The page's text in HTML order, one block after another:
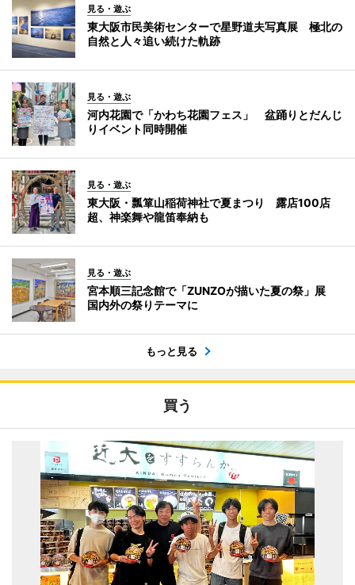
見る・遊ぶ
東大阪市民美術センターで星野道夫写真展 極北の
自然と人々追い続けた軌跡
見る・遊ぶ
河内花園で「かわち花園フェス」 盆踊りとだんじ
りイベント同時開催
見る・遊ぶ
東大阪・瓢箪山稲荷神社で夏まつり 露店100店
超、神楽舞や龍笛奉納も
見る・遊ぶ
宮本順三記念館で「ZUNZOが描いた夏の祭」展
国内外の祭りテーマに
もっと見る
買う